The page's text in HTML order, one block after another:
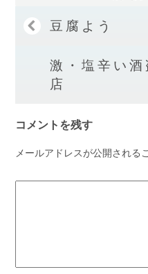
豆腐よう
激・塩辛い酒
店
コメントを残す
メールアドレスが公開される